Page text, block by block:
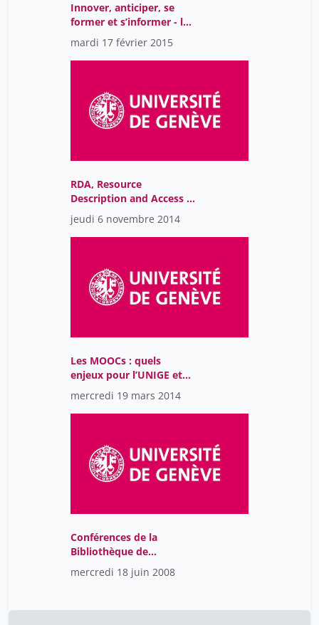
Innover, anticiper, se
former et s’informer - la
veille professionnelle
aujourd’hui
mardi 17 février 2015
RDA, Resource
Description and Access -
vers le web sémantique
jeudi 6 novembre 2014
Les MOOCs : quels
enjeux pour l’UNIGE et
sa Bibliothèque ?
mercredi 19 mars 2014
Conférences de la
Bibliothèque de
l’Université de Genève
2018
mercredi 18 juin 2008